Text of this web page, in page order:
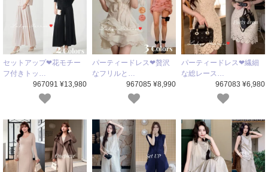
セットアップ❤花モチー
フ付きトッ…
967091 ¥13,980
パーティードレス❤贅沢
なフリルと…
967085 ¥8,990
パーティードレス❤繊細
な総レース…
967083 ¥6,980